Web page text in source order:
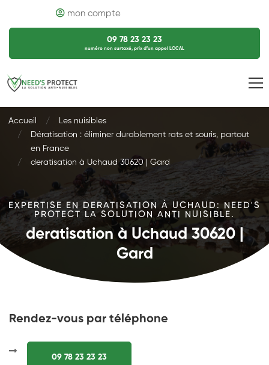
mon compte
09 78 23 23 23
numéro non surtaxé, prix d’un appel LOCAL
Accueil
Les nuisibles
Dératisation : éliminer durablement rats et souris, partout
en France
deratisation à Uchaud 30620 | Gard
EXPERTISE EN DERATISATION À UCHAUD: NEED'S
PROTECT LA SOLUTION ANTI NUISIBLE.
deratisation à Uchaud 30620 |
Gard
Rendez-vous par téléphone
09 78 23 23 23